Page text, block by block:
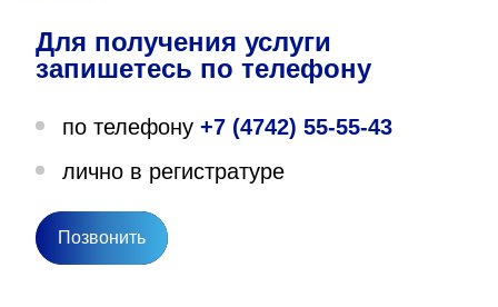
О нас
Направления деятельности
Для получения услуги
запишетесь по телефону
по телефону +7 (4742) 55-55-43
лично в регистратуре
Позвонить